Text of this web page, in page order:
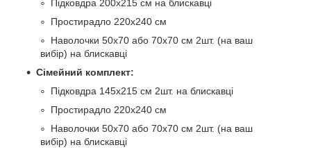
Підковдра 200х215 см на блискавці
Простирадло 220х240 см
Наволочки 50х70 або 70х70 см 2шт. (на ваш
вибір) на блискавці
Сімейний комплект:
Підковдра 145х215 см 2шт. на блискавці
Простирадло 220х240 см
Наволочки 50х70 або 70х70 см 2шт. (на ваш
вибір) на блискавці